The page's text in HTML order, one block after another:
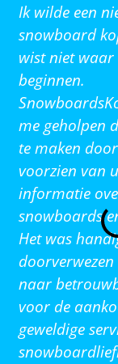
Ik wilde een
snowboard
wist niet waar
beginnen.
me geholpen
te maken
voorzien van
informatie
snowboards
Het was
naar
voor de
geweldige